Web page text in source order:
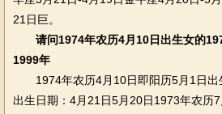
21日巨。
请问1974年农历4月10日出生女的
1999年
1974年农历4月10日即阳历5月1日出
出生日期：4月21日5月20日1973年农历